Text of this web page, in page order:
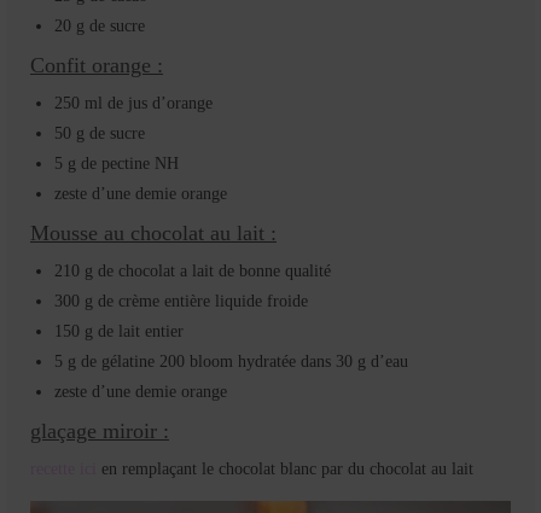
20 g de sucre
Confit orange :
250 ml de jus d’orange
50 g de sucre
5 g de pectine NH
zeste d’une demie orange
Mousse au chocolat au lait :
210 g de chocolat a lait de bonne qualité
300 g de crème entière liquide froide
150 g de lait entier
5 g de gélatine 200 bloom hydratée dans 30 g d’eau
zeste d’une demie orange
glaçage miroir :
en remplaçant le chocolat blanc par du chocolat au lait